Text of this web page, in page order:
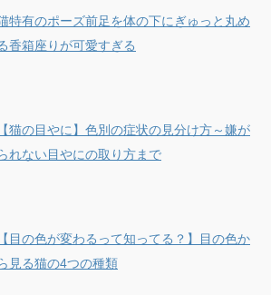
特有のポーズ前足を体の下にぎゅっと丸め
香箱座りが可愛すぎる
【猫の目やに】色別の症状の見分け方～嫌が
れない目やにの取り方まで
【目の色が変わるって知ってる？】目の色か
見る猫の4つの種類